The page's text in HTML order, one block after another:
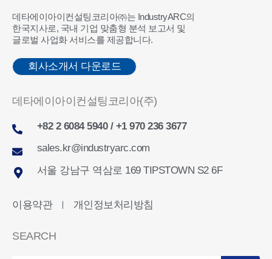
데타에이아이컨설팅코리아㈜는 IndustryARC의
한국지사로, 국내 기업 맞춤형 분석 보고서 및
글로벌 사업화 서비스를 제공합니다.
회사소개서 다운로드
데타에이아이컨설팅코리아(주)
+82 2 6084 5940 / +1 970 236 3677
sales.kr@industryarc.com
서울 강남구 역삼로 169 TIPSTOWN S2 6F
이용약관 ㅣ 개인정보처리방침
SEARCH